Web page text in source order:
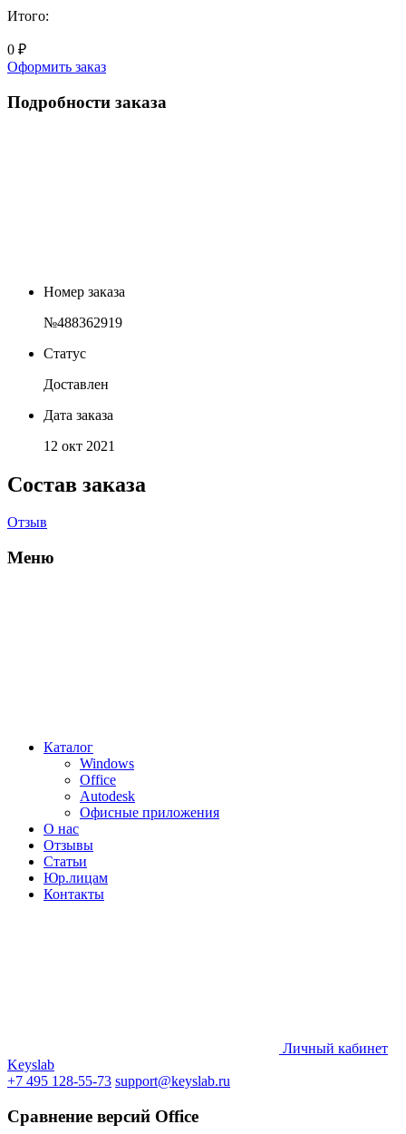
Итого:
0 ₽
Оформить заказ
Подробности заказа
Номер заказа
№488362919
Статус
Доставлен
Дата заказа
12 окт 2021
Состав заказа
Отзыв
Меню
Каталог
Windows
Office
Autodesk
Офисные приложения
О нас
Отзывы
Статьи
Юр.лицам
Контакты
Личный кабинет
Keyslab
+7 495 128-55-73 support@keyslab.ru
Сравнение версий Office